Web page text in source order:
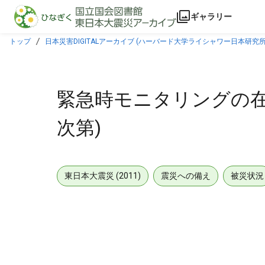
本文に飛ぶ
ギャラリー
トップ 日本災害DIGITALアーカイブ (ハーバード大学ライシャワー日本研究
緊急時モニタリングの
次第)
東日本大震災 (2011) 震災への備え 被災状況